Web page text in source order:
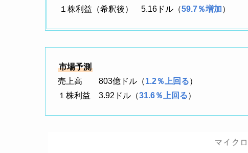
１株利益（希釈後） 5.16ドル（59.7％増加）
市場予測
売上高 803億ドル（1.2％上回る）
１株利益 3.92ドル（31.6％上回る）